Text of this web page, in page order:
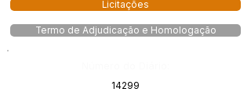
Licitações
Termo de Adjudicação e Homologação
14299